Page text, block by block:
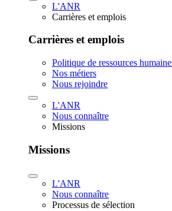
L'ANR
Carrières et emplois
Carrières et emplois
Politique de ressources
Nos métiers
Nous rejoindre
L'ANR
Nous connaître
Missions
Missions
L'ANR
Nous connaître
Processus de sélection